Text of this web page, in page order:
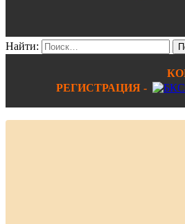
Найти:
РЕГИСТРАЦИЯ -